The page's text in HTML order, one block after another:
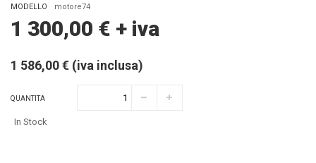
MODELLO motore74
1 300,00 € + iva
1 586,00 € (iva inclusa)
QUANTITA
In Stock